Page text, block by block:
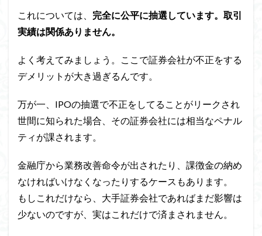
これについては、 完全に公平に抽選しています。取引
実績は関係ありません。
よく考えてみましょう。ここで証券会社が不正をする
デメリットが大き過ぎるんです。
万が一、IPOの抽選で不正をしてることがリークされ
世間に知られた場合、その証券会社には相当なペナル
ティが課されます。
金融庁から業務改善命令が出されたり、課徴金の納め
なければいけなくなったりするケースもあります。
もしこれだけなら、大手証券会社であればまだ影響は
少ないのですが、実はこれだけで済まされません。